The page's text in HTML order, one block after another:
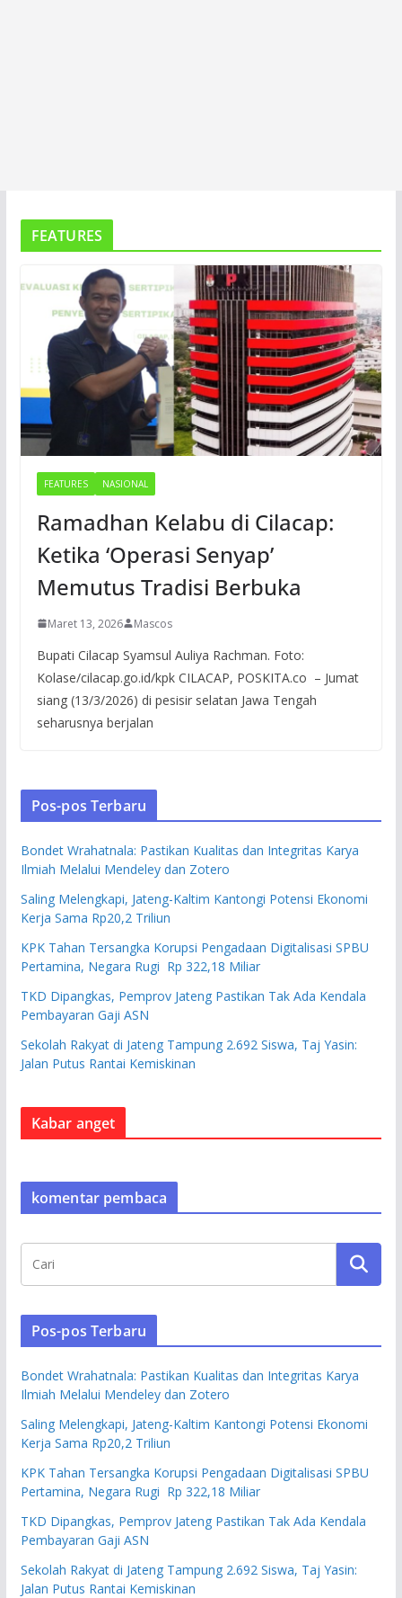
FEATURES
FEATURES NASIONAL
Ramadhan Kelabu di Cilacap:
Ketika ‘Operasi Senyap’
Memutus Tradisi Berbuka
Maret 13, 2026 Mascos
Bupati Cilacap Syamsul Auliya Rachman. Foto:
Kolase/cilacap.go.id/kpk CILACAP, POSKITA.co – Jumat
siang (13/3/2026) di pesisir selatan Jawa Tengah
seharusnya berjalan
Pos-pos Terbaru
Bondet Wrahatnala: Pastikan Kualitas dan Integritas Karya
Ilmiah Melalui Mendeley dan Zotero
Saling Melengkapi, Jateng-Kaltim Kantongi Potensi Ekonomi
Kerja Sama Rp20,2 Triliun
KPK Tahan Tersangka Korupsi Pengadaan Digitalisasi SPBU
Pertamina, Negara Rugi Rp 322,18 Miliar
TKD Dipangkas, Pemprov Jateng Pastikan Tak Ada Kendala
Pembayaran Gaji ASN
Sekolah Rakyat di Jateng Tampung 2.692 Siswa, Taj Yasin:
Jalan Putus Rantai Kemiskinan
Kabar anget
komentar pembaca
Pos-pos Terbaru
Bondet Wrahatnala: Pastikan Kualitas dan Integritas Karya
Ilmiah Melalui Mendeley dan Zotero
Saling Melengkapi, Jateng-Kaltim Kantongi Potensi Ekonomi
Kerja Sama Rp20,2 Triliun
KPK Tahan Tersangka Korupsi Pengadaan Digitalisasi SPBU
Pertamina, Negara Rugi Rp 322,18 Miliar
TKD Dipangkas, Pemprov Jateng Pastikan Tak Ada Kendala
Pembayaran Gaji ASN
Sekolah Rakyat di Jateng Tampung 2.692 Siswa, Taj Yasin:
Jalan Putus Rantai Kemiskinan